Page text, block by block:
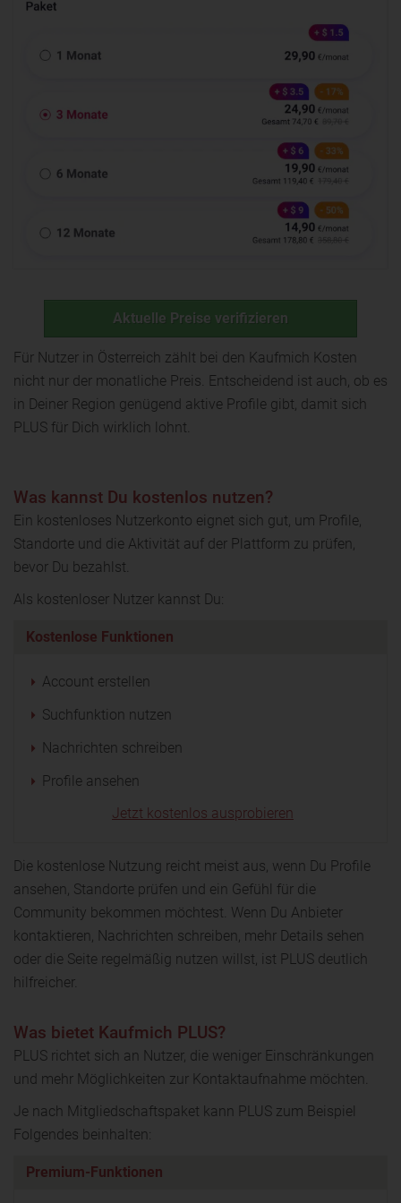
Aktuelle Preise verifizieren
Für Nutzer in Österreich zählt bei den Kaufmich Kosten
nicht nur der monatliche Preis. Entscheidend ist auch, ob es
in Deiner Region genügend aktive Profile gibt, damit sich
PLUS für Dich wirklich lohnt.
Was kannst Du kostenlos nutzen?
Ein kostenloses Nutzerkonto eignet sich gut, um Profile,
Standorte und die Aktivität auf der Plattform zu prüfen,
bevor Du bezahlst.
Als kostenloser Nutzer kannst Du:
Kostenlose Funktionen
Account erstellen
Suchfunktion nutzen
Nachrichten schreiben
Profile ansehen
Jetzt kostenlos ausprobieren
Die kostenlose Nutzung reicht meist aus, wenn Du Profile
ansehen, Standorte prüfen und ein Gefühl für die
Community bekommen möchtest. Wenn Du Anbieter
kontaktieren, Nachrichten schreiben, mehr Details sehen
oder die Seite regelmäßig nutzen willst, ist PLUS deutlich
hilfreicher.
Was bietet Kaufmich PLUS?
PLUS richtet sich an Nutzer, die weniger Einschränkungen
und mehr Möglichkeiten zur Kontaktaufnahme möchten.
Je nach Mitgliedschaftspaket kann PLUS zum Beispiel
Folgendes beinhalten:
Premium-Funktionen